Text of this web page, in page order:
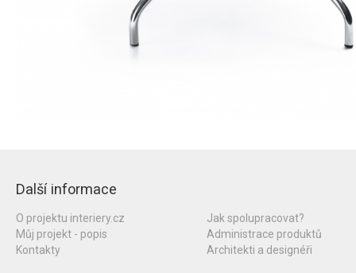
Další informace
O projektu interiery.cz
Můj projekt - popis
Kontakty
Jak spolupracovat?
Administrace produktů
Architekti a designéři